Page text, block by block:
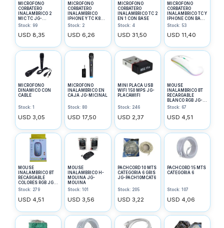
MICROFONO
CORBATERO
INALAMBRICO 2
MIC TC JG-
CORBAT2MICTC
Stock: 99
USD 8,35
MICROFONO
CORBATERO
INALAMBRICO
IPHONE Y TC K8
JG-CORBATCIPH
Stock: 2
USD 6,26
MICROFONO
CORBATERO
INALAMBRICO TC 2
EN 1 CON BASE
Stock: 4
USD 31,50
MICROFONO
CORBATERO
INALAMBRICO TC Y
IPHONE CON BASE
JG-CORBATBASE
Stock: 53
USD 11,40
MICROFONO
DINAMICO CON
CABLE
Stock: 1
USD 3,05
MICROFONO
INALAMBRICO EN
CAJA JG-MICINAL
Stock: 80
USD 17,50
MINI PLACA USB
WIFI 150 MPS JG-
PLACAWIFI
Stock: 246
USD 2,37
MOUSE
INALAMBRICO BT
RECARGABLE
BLANCO RGB JG-
MOUSEBTLED
Stock: 67
USD 4,51
MOUSE
INALAMBRICO BT
RECARGABLE
COLORES RGB JG-
MOUSEBTLED
Stock: 279
USD 4,51
MOUSE
INALAMBRICO H-
MOUINA JG-
MOUINA
Stock: 101
USD 3,56
PACHCORD 10 MTS
CATEGORIA 6 GRIS
JG-PACH10MCAT6
Stock: 205
USD 3,22
PACHCORD 15 MTS
CATEGORIA 6
Stock: 107
USD 4,06